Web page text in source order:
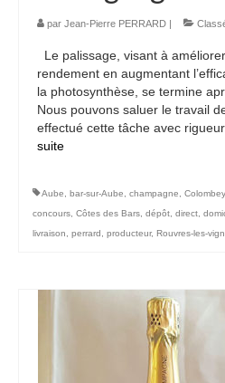
Etiquettes
Actualités
Contact
par Jean-Pierre PERRARD |
Le palissage, visant à
rendement en augmentant
la photosynthèse, se termine
Nous pouvons saluer le travail
effectué cette tâche avec
suite­­
Aube bar-sur-Aube champagne
concours Côtes des Bars dépôt direct
livraison
perrard producteur, Rouvres-les-